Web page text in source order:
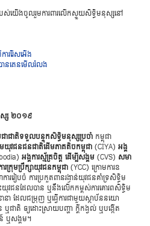
ស់​យើង​ចូល​រួម​ការ​ពារ​លើកស្ទួ​យ​សិទ្ធិ​ម​នុស្ស​នៅ​
រ​រើស​អើង
ាន​គេន​មើល​រំ​លង
នុស្ស ២០១៩
ា​ជាតិ​ទ​ទួល​បន្ទុក​សិទ្ធិ​ម​នុស្ស​ប្រ​ចាំ ​កម្ពុ​ជា
យុវ​ជន​ជន​ជាតិ​ដើម​ភាគ​តិច​កម្ពុ​ជា (CIYA) ​អង្គ​
​អង្គ​កា​រ​ស្ម័​គ្រ​ចិត្ត ​ដើម្បី​សង្គម (CVS) ​ស​មា​
ា​រ​ក្រុម​ប្រឹក្សាយុវ​ជន​កម្ពុ​ជា (YCC) ​ក្រោម​ការឧ​
រ​រៀប​ចំ ​កា​រប្រ​កួត​ពាន​រង្វាន់យុវ​ជន​គាំទ្រ​សិទ្ធិ​ម​
យុវ​ជន​ដែល​បាន ឬ​នឹង​លើក​កម្ពស់​ការ​គោរព​សិទ្ធិ​ម​
នា ​ដែល​ជម្រុញ ឬ​ធ្វើ​ការ​ជា​មួ​យស្ថាប័ន​ន​យោ​
ឬ​ជា​តិ ​ឲ្យ​ដោះ​ស្រាយ​បញ្ហា ​ក្តី​កង្វល់ ឬ​បង្កើត​
ឬ​សង្គម។